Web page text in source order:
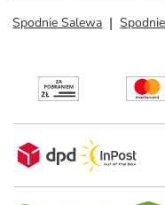
Spodnie Salewa